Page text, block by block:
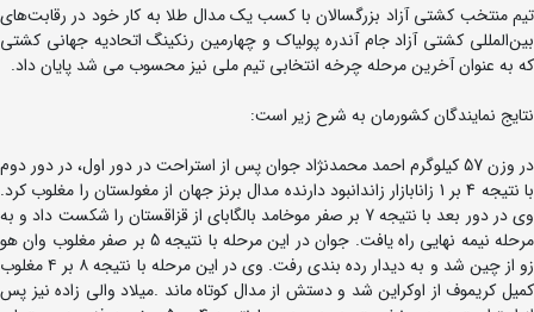
تیم منتخب کشتی آزاد بزرگسالان با کسب یک مدال طلا به کار خود در رقابت‌های
بین‌المللی کشتی آزاد جام آندره پولیاک و چهارمین رنکینگ اتحادیه جهانی کشتی
که به عنوان آخرین مرحله چرخه انتخابی تیم ملی نیز محسوب می شد پایان داد.
نتایج نمایندگان کشورمان به شرح زیر است:
در وزن 57 کیلوگرم احمد محمدنژاد جوان پس از استراحت در دور اول، در دور دوم
با نتیجه 4 بر 1 زانابازار زاندانبود دارنده مدال برنز جهان از مغولستان را مغلوب کرد.
وی در دور بعد با نتیجه 7 بر صفر موخامد بالگابای از قزاقستان را شکست داد و به
مرحله نیمه نهایی راه یافت. جوان در این مرحله با نتیجه 5 بر صفر مغلوب وان هو
زو از چین شد و به دیدار رده بندی رفت. وی در این مرحله با نتیجه ۸ بر ۴ مغلوب
کمیل کریموف از اوکراین شد و دستش از مدال کوتاه ماند .میلاد والی زاده نیز پس